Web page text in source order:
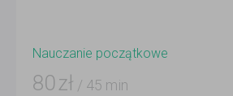
Nauczanie początkowe
80 zł / 45 min